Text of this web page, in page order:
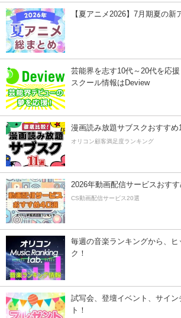
【夏アニメ2026】7月期夏の新
芸能界を志す10代～20代を応
スクール情報はDeview
漫画読み放題サブスクおすすめ
オリコン顧客満足度ランキング
2026年動画配信サービスおすす
CS動画配信サービス20選
毎週の音楽ランキングから、ヒ
ク！
試写会、登壇イベント、サイ
ト！